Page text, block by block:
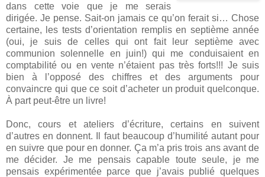
dans cette voie que je me serais
dirigée. Je pense. Sait-on jamais ce qu’on ferait si… Chose
certaine, les tests d’orientation remplis en septième année
(oui, je suis de celles qui ont fait leur septième avec
communion solennelle en juin!) qui me conduisaient en
comptabilité ou en vente n’étaient pas très forts!!! Je suis
bien à l’opposé des chiffres et des arguments pour
convaincre qui que ce soit d’acheter un produit quelconque.
À part peut-être un livre!
Donc, cours et ateliers d’écriture, certains en suivent
d’autres en donnent. Il faut beaucoup d’humilité autant pour
en suivre que pour en donner. Ça m’a pris trois ans avant de
me décider. Je me pensais capable toute seule, je me
pensais expérimentée parce que j’avais publié quelques